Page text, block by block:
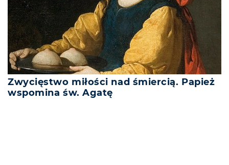
Zwycięstwo miłości nad śmiercią. Papież
wspomina św. Agatę